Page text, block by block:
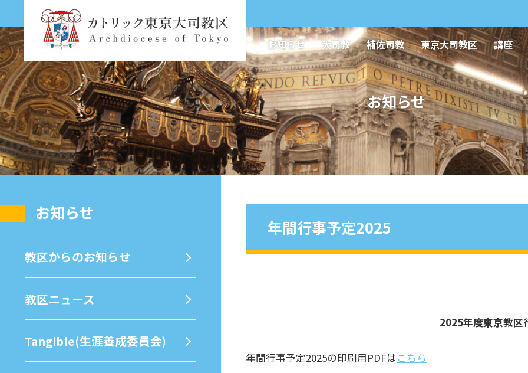
お知らせ 大司教 補佐司教 東京大司教区 講座
お知らせ
年間行事予定2025
2025年度東京教区
年間行事予定2025の印刷用PDFはこちら
お知らせ
教区からのお知らせ
教区ニュース
Tangible(生涯養成委員会)